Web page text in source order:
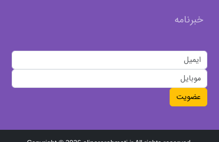
خبرنامه
عضویت